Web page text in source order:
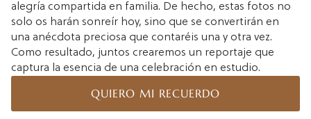
alegría compartida en familia. De hecho, estas fotos no
solo os harán sonreír hoy, sino que se convertirán en
una anécdota preciosa que contaréis una y otra vez.
Como resultado, juntos crearemos un reportaje que
captura la esencia de una celebración en estudio.
QUIERO MI RECUERDO